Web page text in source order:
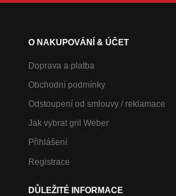
O NAKUPOVÁNÍ & ÚČET
Doprava a platba
Obchodní podmínky
Odstoupení od smlouvy / reklamace
Jak vybrat gril Weber
Přihlášení
Registrace
DŮLEŽITÉ INFORMACE